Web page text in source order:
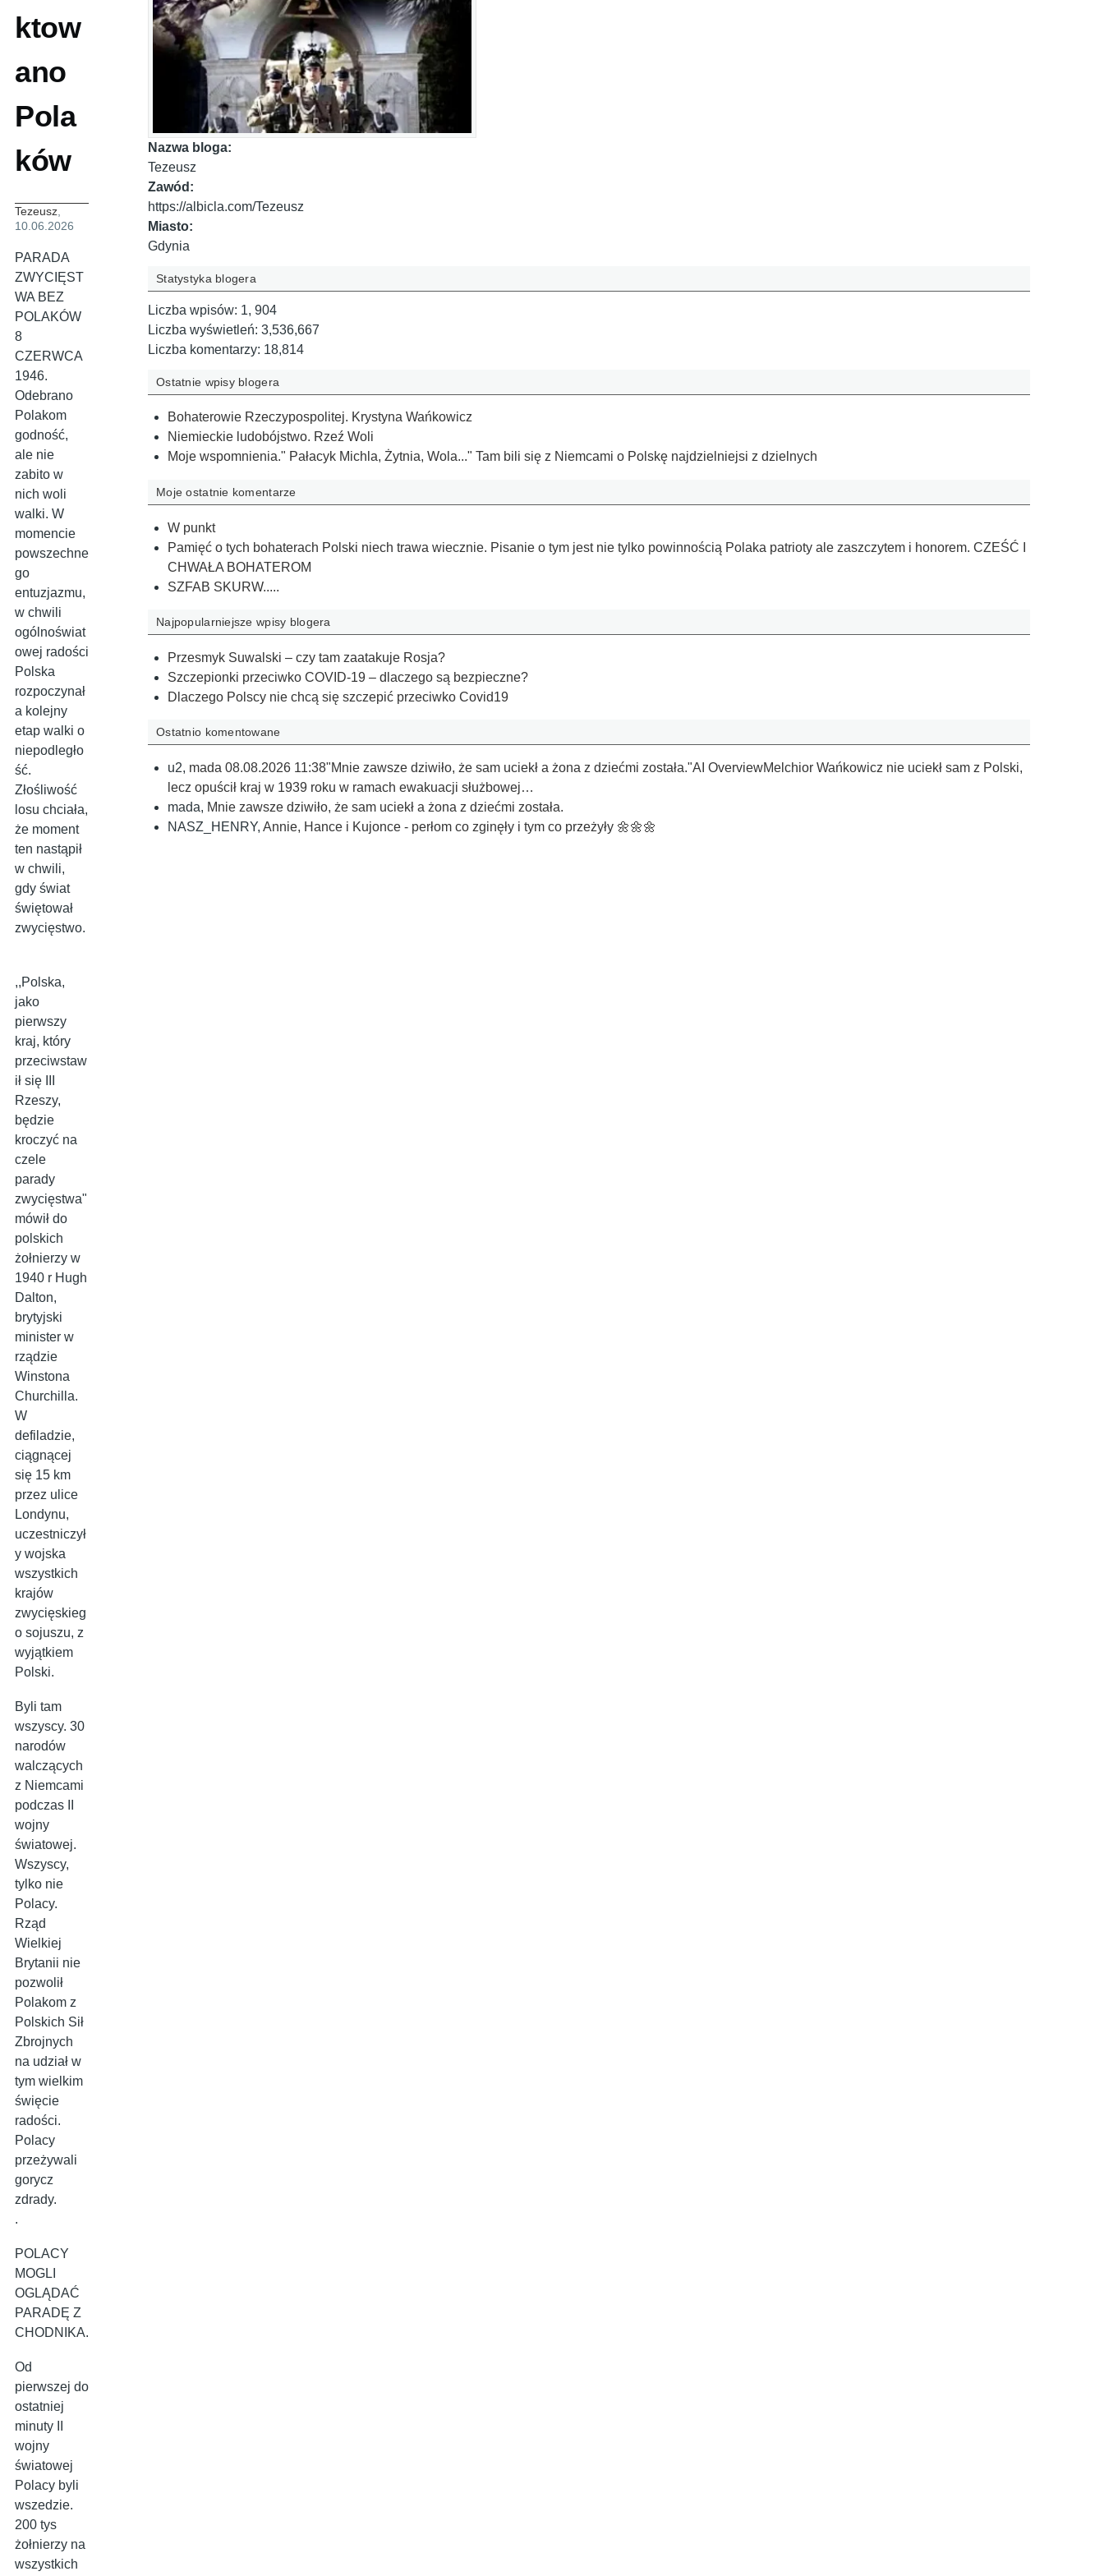
ktow
ano
Pola
ków
Tezeusz,
10.06.2026
PARADA
ZWYCIĘST
WA BEZ
POLAKÓW
8
CZERWCA
1946.
Odebrano
Polakom
godność,
ale nie
zabito w
nich woli
walki. W
momencie
powszechne
go
entuzjazmu,
w chwili
ogólnoświat
owej radości
Polska
rozpoczynał
a kolejny
etap walki o
niepodległo
ść.
Złośliwość
losu chciała,
że moment
ten nastąpił
w chwili,
gdy świat
świętował
zwycięstwo.
,,Polska,
jako
pierwszy
kraj, który
przeciwstaw
ił się III
Rzeszy,
będzie
kroczyć na
czele
parady
zwycięstwa"
mówił do
polskich
żołnierzy w
1940 r Hugh
Dalton,
brytyjski
minister w
rządzie
Winstona
Churchilla.
W
defiladzie,
ciągnącej
się 15 km
przez ulice
Londynu,
uczestniczył
y wojska
wszystkich
krajów
zwycięskieg
o sojuszu, z
wyjątkiem
Polski.
Byli tam
wszyscy. 30
narodów
walczących
z Niemcami
podczas II
wojny
światowej.
Wszyscy,
tylko nie
Polacy.
Rząd
Wielkiej
Brytanii nie
pozwolił
Polakom z
Polskich Sił
Zbrojnych
na udział w
tym wielkim
święcie
radości.
Polacy
przeżywali
gorycz
zdrady.
.
POLACY
MOGLI
OGLĄDAĆ
PARADĘ Z
CHODNIKA.
Od
pierwszej do
ostatniej
minuty II
wojny
światowej
Polacy byli
wszedzie.
200 tys
żołnierzy na
wszystkich
Nazwa bloga:
Tezeusz
Zawód:
https://albicla.com/Tezeusz
Miasto:
Gdynia
Statystyka blogera
Liczba wpisów: 1, 904
Liczba wyświetleń: 3,536,667
Liczba komentarzy: 18,814
Ostatnie wpisy blogera
Bohaterowie Rzeczypospolitej. Krystyna Wańkowicz
Niemieckie ludobójstwo. Rzeź Woli
Moje wspomnienia." Pałacyk Michla, Żytnia, Wola..." Tam bili się z Niemcami o Polskę najdzielniejsi z dzielnych
Moje ostatnie komentarze
W punkt
Pamięć o tych bohaterach Polski niech trawa wiecznie. Pisanie o tym jest nie tylko powinnością Polaka patrioty ale zaszczytem i honorem. CZEŚĆ I
CHWAŁA BOHATEROM
SZFAB SKURW.....
Najpopularniejsze wpisy blogera
Przesmyk Suwalski – czy tam zaatakuje Rosja?
Szczepionki przeciwko COVID-19 – dlaczego są bezpieczne?
Dlaczego Polscy nie chcą się szczepić przeciwko Covid19
Ostatnio komentowane
u2, mada 08.08.2026 11:38"Mnie zawsze dziwiło, że sam uciekł a żona z dziećmi została."AI OverviewMelchior Wańkowicz nie uciekł sam z Polski,
lecz opuścił kraj w 1939 roku w ramach ewakuacji służbowej…
mada, Mnie zawsze dziwiło, że sam uciekł a żona z dziećmi została.
NASZ_HENRY, Annie, Hance i Kujonce - perłom co zginęły i tym co przeżyły 🌼🌼🌼